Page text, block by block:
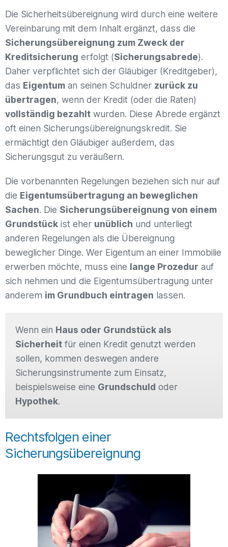
Die Sicherheitsübereignung wird durch eine weitere
Vereinbarung mit dem Inhalt ergänzt, dass die
Sicherungsübereignung zum Zweck der
Kreditsicherung erfolgt (Sicherungsabrede).
Daher verpflichtet sich der Gläubiger (Kreditgeber),
das Eigentum an seinen Schuldner zurück zu
übertragen, wenn der Kredit (oder die Raten)
vollständig bezahlt wurden. Diese Abrede ergänzt
oft einen Sicherungsübereignungskredit. Sie
ermächtigt den Gläubiger außerdem, das
Sicherungsgut zu veräußern.
Die vorbenannten Regelungen beziehen sich nur auf
die Eigentumsübertragung an beweglichen
Sachen. Die Sicherungsübereignung von einem
Grundstück ist eher unüblich und unterliegt
anderen Regelungen als die Übereignung
beweglicher Dinge. Wer Eigentum an einer Immobilie
erwerben möchte, muss eine lange Prozedur auf
sich nehmen und die Eigentumsübertragung unter
anderem im Grundbuch eintragen lassen.
Wenn ein Haus oder Grundstück als
Sicherheit für einen Kredit genutzt werden
sollen, kommen deswegen andere
Sicherungsinstrumente zum Einsatz,
beispielsweise eine Grundschuld oder
Hypothek.
Rechtsfolgen einer
Sicherungsübereignung